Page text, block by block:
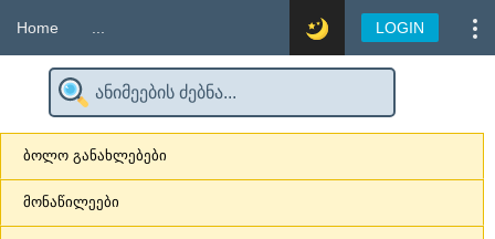
Home LOGIN
ბოლო განახლებები
მონაწილეები